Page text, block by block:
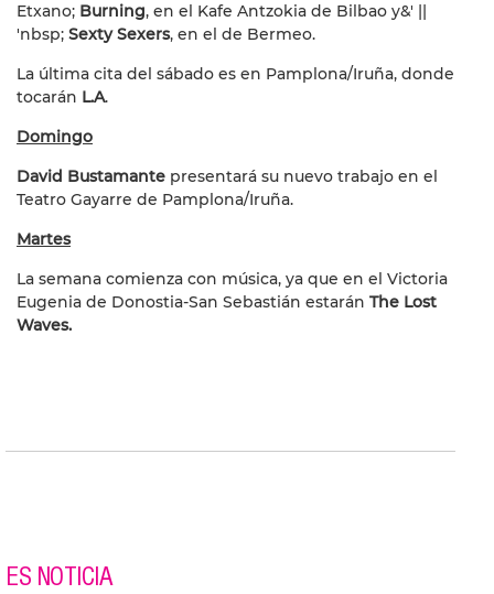
Etxano; Burning, en el Kafe Antzokia de Bilbao y&' ||
'nbsp; Sexty Sexers, en el de Bermeo.
La última cita del sábado es en Pamplona/Iruña, donde
tocarán L.A.
Domingo
David Bustamante presentará su nuevo trabajo en el
Teatro Gayarre de Pamplona/Iruña.
Martes
La semana comienza con música, ya que en el Victoria
Eugenia de Donostia-San Sebastián estarán The Lost
Waves.
ES NOTICIA